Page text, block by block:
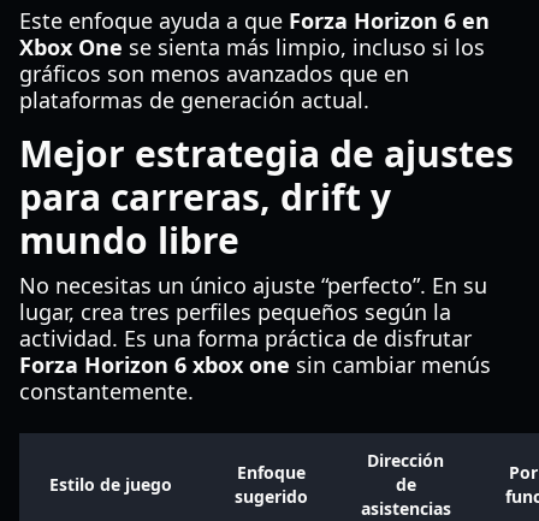
Este enfoque ayuda a que Forza Horizon 6 en
Xbox One se sienta más limpio, incluso si los
gráficos son menos avanzados que en
plataformas de generación actual.
Mejor estrategia de ajustes
para carreras, drift y
mundo libre
No necesitas un único ajuste “perfecto”. En su
lugar, crea tres perfiles pequeños según la
actividad. Es una forma práctica de disfrutar
Forza Horizon 6 xbox one sin cambiar menús
constantemente.
Estilo de juego
Enfoque
sugerido
Dirección
de
asistencias